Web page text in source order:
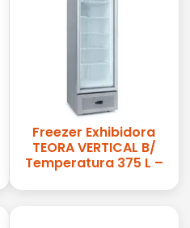
Freezer Exhibidora
TEORA VERTICAL B/
Temperatura 375 L –